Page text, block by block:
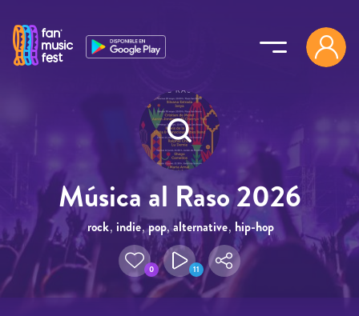
Música al Raso 2026
rock, indie,pop,alternative, hip-hop
0 11